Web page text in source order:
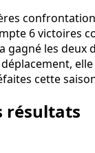
6 victoires
gagné les deux
cette
résultats